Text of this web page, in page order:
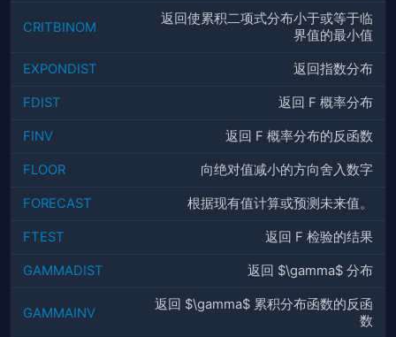
CRITBINOM
返回使累积二项式分布小于或等于临
界值的最小值
EXPONDIST 返回指数分布
FDIST 返回 F 概率分布
FINV 返回 F 概率分布的反函数
FLOOR 向绝对值减小的方向舍入数字
FORECAST 根据现有值计算或预测未来值。
FTEST 返回 F 检验的结果
GAMMADIST 返回 $\gamma$ 分布
GAMMAINV
返回 $\gamma$ 累积分布函数的反函
数